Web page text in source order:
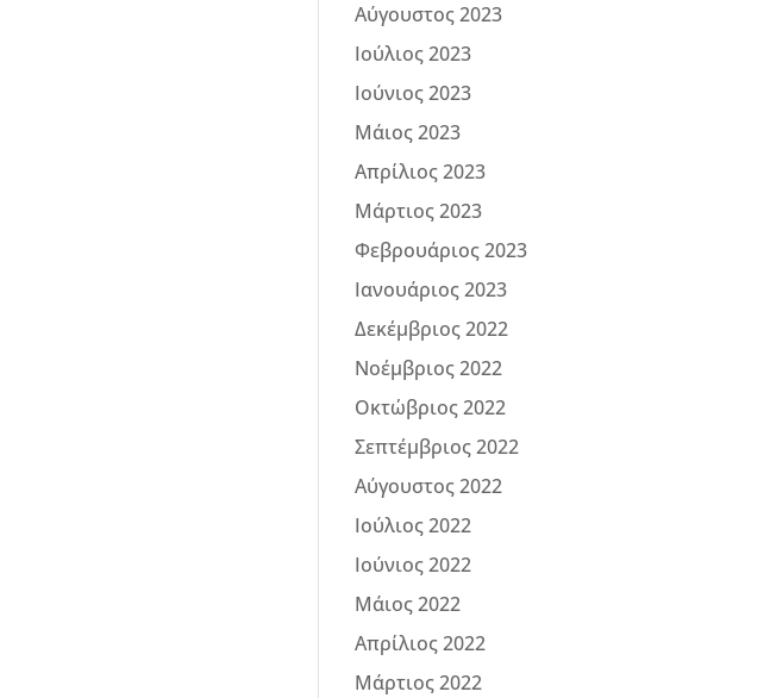
Αύγουστος 2023
Ιούλιος 2023
Ιούνιος 2023
Μάιος 2023
Απρίλιος 2023
Μάρτιος 2023
Φεβρουάριος 2023
Ιανουάριος 2023
Δεκέμβριος 2022
Νοέμβριος 2022
Οκτώβριος 2022
Σεπτέμβριος 2022
Αύγουστος 2022
Ιούλιος 2022
Ιούνιος 2022
Μάιος 2022
Απρίλιος 2022
Μάρτιος 2022